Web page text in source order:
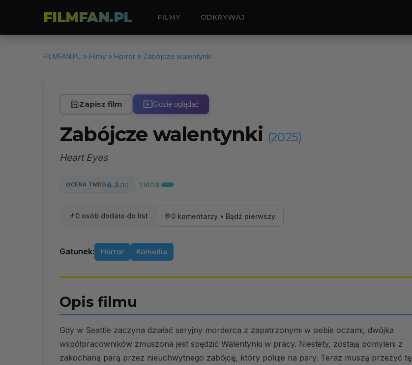
FILMFAN.PL FILMY ODKRYWAJ
FILMFAN.PL » Filmy » Horror » Zabójcze walentynki
Zapisz film Gdzie oglądać
Zabójcze walentynki (2025)
Heart Eyes
OCENA TMDB 6.3 /10
📌0 osób dodało do list 💬0 komentarzy • Bądź pierwszy
Gatunek: Horror Komedia
Opis filmu
Gdy w Seattle zaczyna działać seryjny morderca z zapatrzonymi w siebie oczami, dwójka
współpracowników zmuszona jest spędzić Walentynki w pracy. Niestety, zostają pomyleni z
zakochaną parą przez nieuchwytnego zabójcę, który poluje na pary. Teraz muszą przeżyć tę